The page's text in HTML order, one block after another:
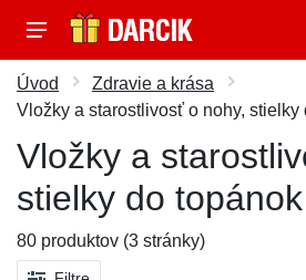
Úvod
Zdravie a krása
Vložky a starostlivosť o nohy, stielky
Vložky a
stielky do topánok
80 produktov (3 stránky)